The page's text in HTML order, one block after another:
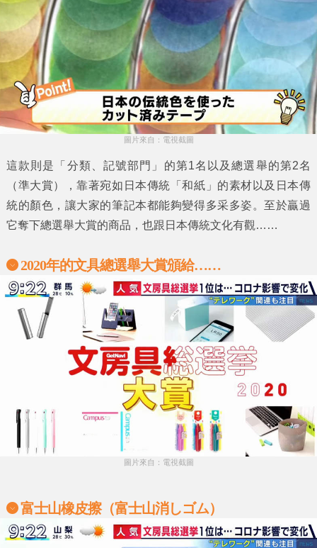
圖片來自：電視截圖
這款則是 「分類、記號部門」 的第1名以及總選舉的第2名
（準大賞），靠著宛如日本傳統「和紙」的素材以及日本傳
統的顏色，讓大家的筆記本都能夠變得多采多姿。至於贏過
它奪下總選舉大賞的商品，也跟日本傳統文化有觀……
2020年的文具總選舉大賞頒給……
圖片來自：電視截圖
富士山橡皮擦（富士山消しゴム）